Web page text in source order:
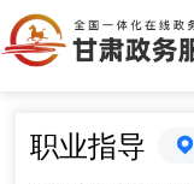
职业指导